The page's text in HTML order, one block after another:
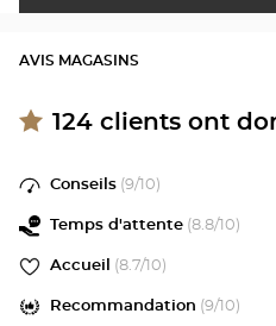
AVIS MAGASINS
124 clients ont
Conseils (9/10)
Temps d'attente (8.8/10)
Accueil (8.7/10)
Recommandation (9/10)